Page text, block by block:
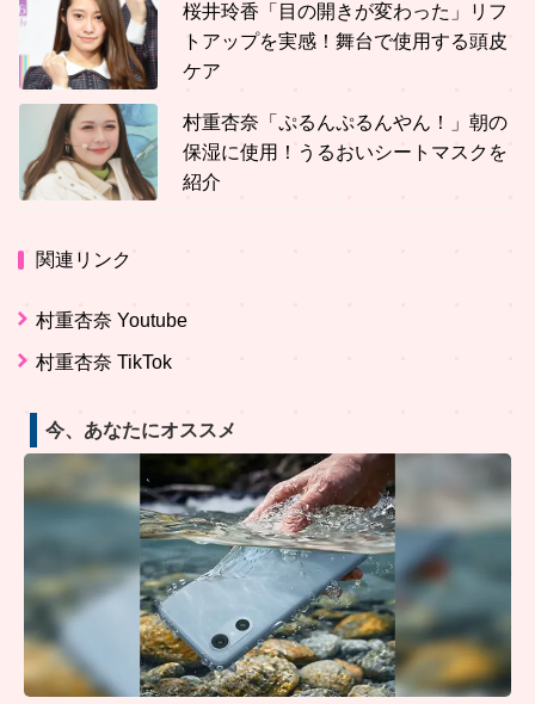
桜井玲香「目の開きが変わった」リフ
トアップを実感！舞台で使用する頭皮
ケア
村重杏奈「ぷるんぷるんやん！」朝の
保湿に使用！うるおいシートマスクを
紹介
関連リンク
村重杏奈 Youtube
村重杏奈 TikTok
今、あなたにオススメ